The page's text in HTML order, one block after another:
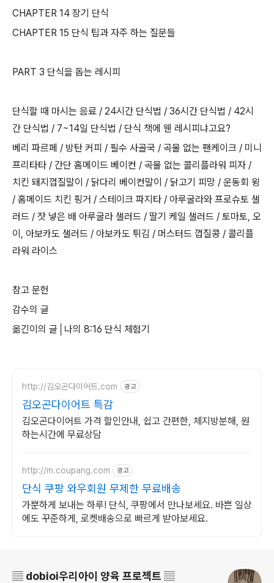
CHAPTER 14 장기 단식
CHAPTER 15 단식 팁과 자주 하는 질문들
PART 3 단식을 돕는 레시피
단식할 때 마시는 음료 / 24시간 단식법 / 36시간 단식법 / 42시
간 단식법 / 7~14일 단식법 / 단식 책에 웬 레시피냐고요?
베리 파르페 / 방탄 커피 / 필수 사골국 / 곡물 없는 팬케이크 / 미니
프리타타 / 간단 홈메이드 베이컨 / 곡물 없는 콜리플라워 피자 /
치킨 돼지껍질말이 / 닭다리 베이컨말이 / 닭고기 피망 / 운동회 윙
/ 홈메이드 치킨 핑거 / 스테이크 파지타 / 아루굴라와 프로슈토 샐
러드 / 잣 넣은 배 아루굴라 샐러드 / 딸기 케일 샐러드 / 토마토, 오
이, 아보카도 샐러드 / 아보카도 튀김 / 머스터드 껍질콩 / 콜리플
라워 라이스
참고 문헌
감수의 글
옮긴이의 글│나의 8:16 단식 체험기
http://김오곤다이어트.com 광고
김오곤다이어트 특감
김오곤다이어트 가격 할인안내, 쉽고 간편한, 체지방분해, 원
하는시간에 무료상담
http://m.coupang.com 광고
단식 쿠팡 와우회원 무제한 무료배송
가뿐하게 보내는 하루! 단식, 쿠팡에서 만나보세요. 바쁜 일상
에도 꾸준하게, 로켓배송으로 빠르게 받아보세요.
▤ dobioi우리아이 양육 프로젝트 ▤